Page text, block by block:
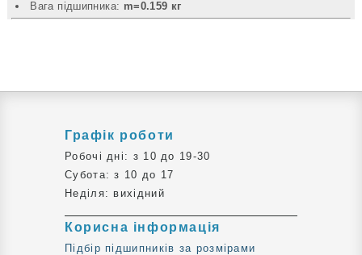
Вага підшипника: m=0.159 кг
Графік роботи
Робочі дні: з 10 до 19-30
Субота: з 10 до 17
Неділя: вихідний
Корисна інформація
Підбір підшипників за розмірами